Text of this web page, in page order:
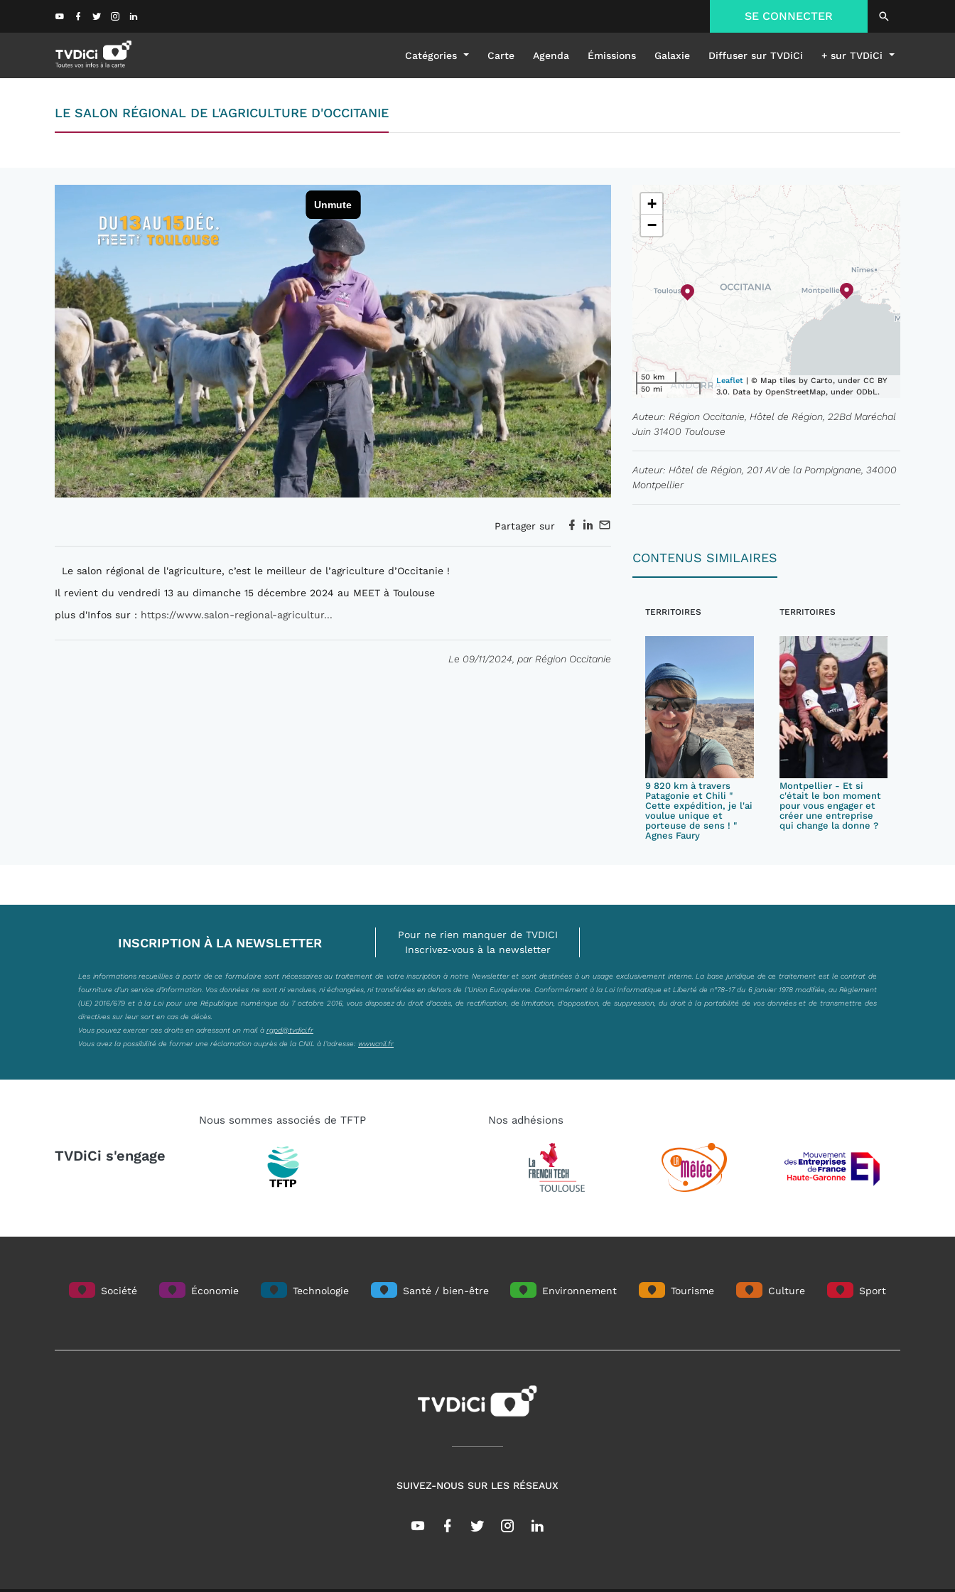
SE CONNECTER
Catégories Carte Agenda Émissions Galaxie Diffuser sur TVDiCi + sur TVDiCi
LE SALON RÉGIONAL DE L'AGRICULTURE D'OCCITANIE
Partager sur
Le salon régional de l'agriculture, c’est le meilleur de l’agriculture d’Occitanie !
Il revient du vendredi 13 au dimanche 15 décembre 2024 au MEET à Toulouse
plus d'Infos sur : https://www.salon-regional-agricultur...
Le 09/11/2024, par Région Occitanie
+
−
50 km
50 mi
Leaflet | © Map tiles by Carto, under CC BY
3.0. Data by OpenStreetMap, under ODbL.
Auteur: Région Occitanie, Hôtel de Région, 22Bd Maréchal
Juin 31400 Toulouse
Auteur: Hôtel de Région, 201 AV de la Pompignane, 34000
Montpellier
CONTENUS SIMILAIRES
TERRITOIRES
9 820 km à travers
Patagonie et Chili "
Cette expédition, je l'ai
voulue unique et
porteuse de sens ! "
Agnes Faury
TERRITOIRES
Montpellier - Et si
c'était le bon moment
pour vous engager et
créer une entreprise
qui change la donne ?
INSCRIPTION À LA NEWSLETTER
Pour ne rien manquer de TVDICI
Inscrivez-vous à la newsletter
Les informations recueillies à partir de ce formulaire sont nécessaires au traitement de votre inscription à notre Newsletter et sont destinées à un usage exclusivement interne. La base juridique de ce traitement est le contrat de
fourniture d’un service d’information. Vos données ne sont ni vendues, ni échangées, ni transférées en dehors de l’Union Européenne. Conformément à la Loi Informatique et Liberté de n°78-17 du 6 janvier 1978 modifiée, au Règlement
(UE) 2016/679 et à la Loi pour une République numérique du 7 octobre 2016, vous disposez du droit d’accès, de rectification, de limitation, d’opposition, de suppression, du droit à la portabilité de vos données et de transmettre des
directives sur leur sort en cas de décès.
Vous pouvez exercer ces droits en adressant un mail à rgpd@tvdici.fr
Vous avez la possibilité de former une réclamation auprès de la CNIL à l’adresse: www.cnil.fr
TVDiCi s'engage
Nous sommes associés de TFTP Nos adhésions
Société Économie Technologie Santé / bien-être Environnement Tourisme Culture Sport
SUIVEZ-NOUS SUR LES RÉSEAUX